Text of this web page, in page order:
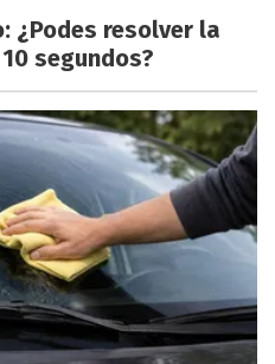
¿Podes resolver la
segundos?